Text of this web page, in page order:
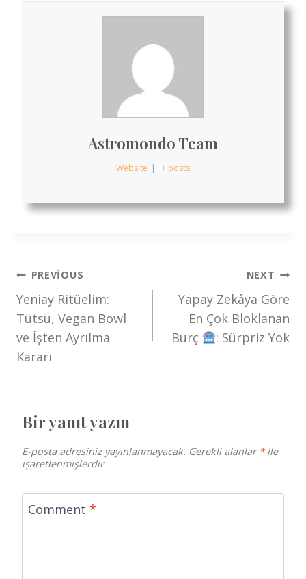
Astromondo Team
Website | + posts
Yazı
gezinmesi
PREVIOUS
Yeniay Ritüelim:
Tütsü, Vegan Bowl
ve İşten Ayrılma
Kararı
NEXT
Yapay Zekâya Göre
En Çok Bloklanan
Burç
: Sürpriz Yok
Bir yanıt yazın
E-posta adresiniz yayınlanmayacak. Gerekli alanlar *ile
işaretlenmişlerdir
Comment *